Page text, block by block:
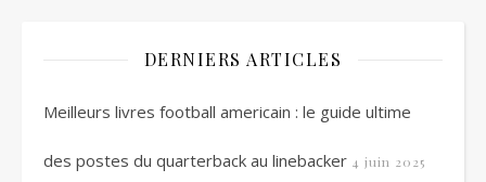
DERNIERS ARTICLES
Meilleurs livres football americain : le guide ultime
des postes du quarterback au linebacker 4 juin 2025